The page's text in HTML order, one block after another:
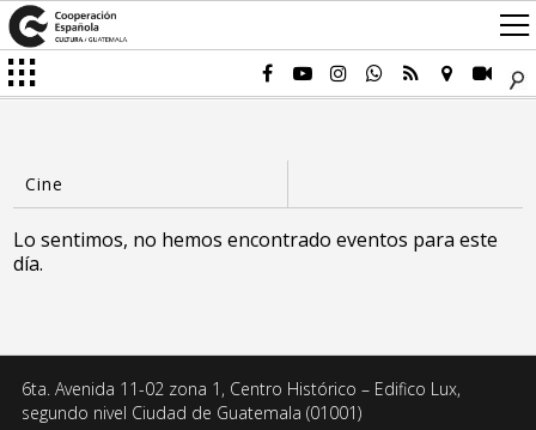
Lo sentimos, no hemos encontrado eventos para este
día.
6ta. Avenida 11-02 zona 1, Centro Histórico – Edifico Lux,
segundo nivel Ciudad de Guatemala (01001)